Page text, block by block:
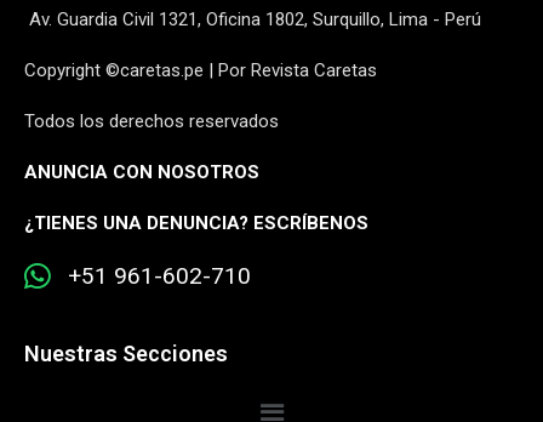
Av. Guardia Civil 1321, Oficina 1802, Surquillo, Lima - Perú
Copyright ©caretas.pe | Por Revista Caretas
Todos los derechos reservados
ANUNCIA CON NOSOTROS
¿TIENES UNA DENUNCIA? ESCRÍBENOS
+51 961-602-710
Nuestras Secciones